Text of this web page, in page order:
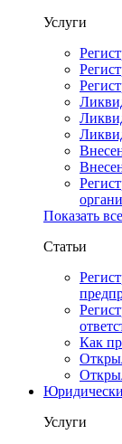
Услуги
Показать
Статьи
Как
Услуги